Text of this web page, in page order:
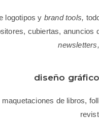
logotipos y brand tools,
cubiertas, anuncios
newsletters,
diseño
de libros,